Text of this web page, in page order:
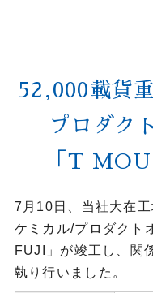
52,000載貨
プロダク
「T
7月10日、当社大在
ケミカル/プロダクト
FUJI」が竣工し、関
執り行いました。